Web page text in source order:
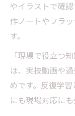
やイラストで確
作ノートやフラ
す。
「現場で役立つ
は、実技動画や
めです。反復学
にも現場対応に